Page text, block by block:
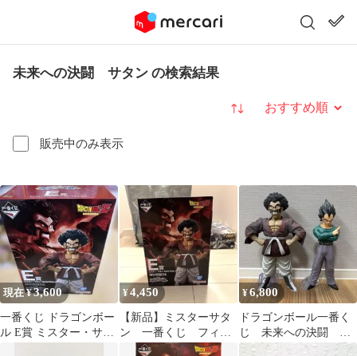
未来への決闘 サタン の検索結果
販売中のみ表示
並び替え
現在 ¥3,600
一番くじ ドラゴンボー
ル E賞 ミスター・サタ
¥4,450
【新品】ミスターサタ
ン 一番くじ フィギ
ュア 値下げ
¥6,800
ドラゴンボール一番く
じ 未来への決闘 ベ
ジータ サタン セッ